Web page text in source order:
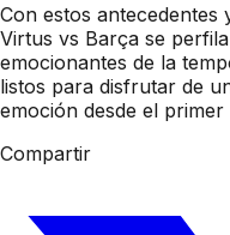
Con estos antecedentes
Virtus vs Barça se
emocionantes de la
listos para disfrutar de
emoción desde el primer
Compartir